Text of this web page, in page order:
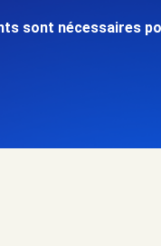
sont nécessaires